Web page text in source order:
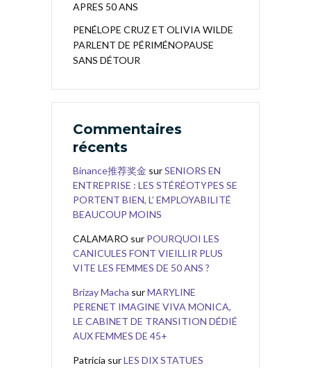
APRES 50 ANS
PENÉLOPE CRUZ ET OLIVIA WILDE
PARLENT DE PÉRIMÉNOPAUSE
SANS DÉTOUR
Commentaires
récents
Binance推荐奖金 surSENIORS EN
ENTREPRISE : LES STÉRÉOTYPES SE
PORTENT BIEN, L’ EMPLOYABILITÉ
BEAUCOUP MOINS
CALAMARO sur POURQUOI LES
CANICULES FONT VIEILLIR PLUS
VITE LES FEMMES DE 50 ANS ?
Brizay Macha surMARYLINE
PERENET IMAGINE VIVA MONICA,
LE CABINET DE TRANSITION DÉDIÉ
AUX FEMMES DE 45+
Patricia surLES DIX STATUES